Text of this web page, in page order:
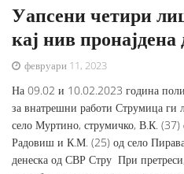
Уапсени четири
кај нив пронајдена
февруари 11, 2023
На 09.02 и 10.02.2023 година
за внатрешни работи Струмица ги
село Муртино, струмичко, В.К.
Радовиш и К.М. (25) од село
денеска од СВР Стру При